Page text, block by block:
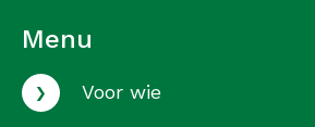
Menu
› Voor wie